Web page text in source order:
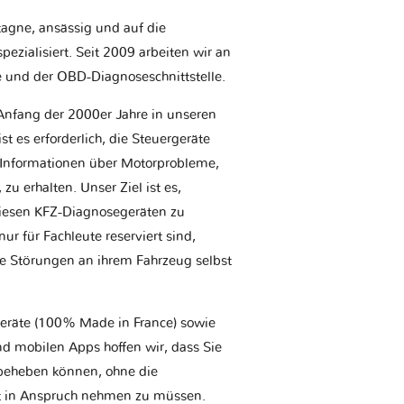
ansässig und auf die
Seit 2009 arbeiten wir an
und der OBD-Diagnoseschnittstelle.
der 2000er Jahre in unseren
es erforderlich, die Steuergeräte
über Motorprobleme,
erhalten. Unser Ziel ist es,
KFZ-Diagnosegeräten zu
für Fachleute reserviert sind,
Störungen an ihrem Fahrzeug selbst
(100% Made in France) sowie
mobilen Apps hoffen wir, dass Sie
können, ohne die
Anspruch nehmen zu müssen.